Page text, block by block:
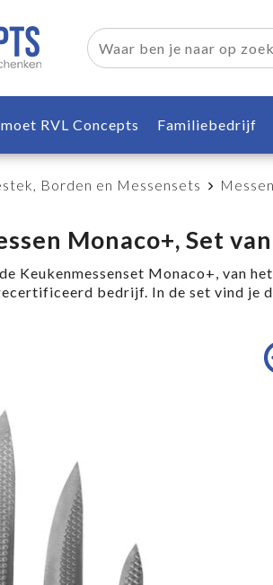
RVL Concepts Familiebedrijf
Borden en Messensets
Monaco+, Set
Keukenmessenset Monaco+, van
bedrijf. In de set vind je